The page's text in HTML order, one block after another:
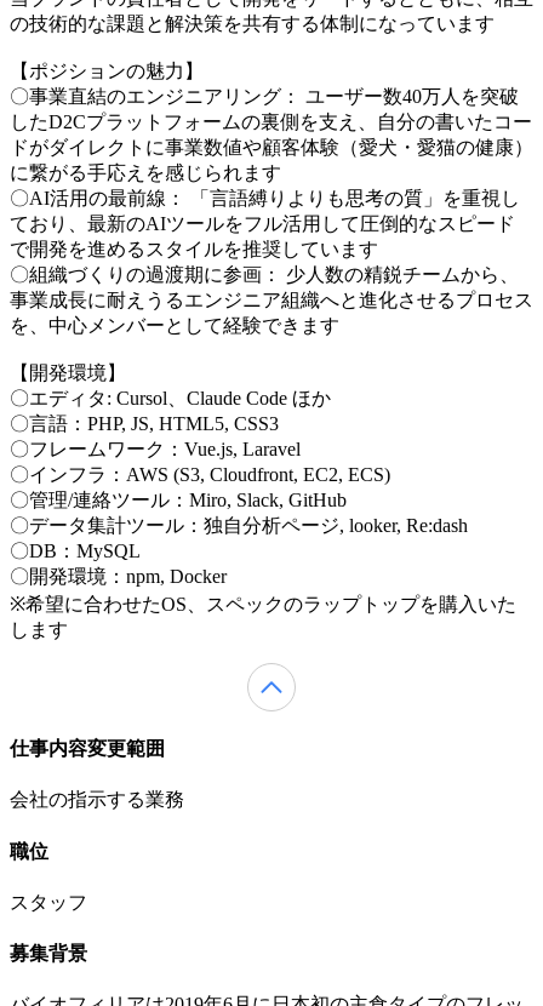
の技術的な課題と解決策を共有する体制になっています
【ポジションの魅力】
〇事業直結のエンジニアリング： ユーザー数40万人を突破
したD2Cプラットフォームの裏側を支え、自分の書いたコー
ドがダイレクトに事業数値や顧客体験（愛犬・愛猫の健康）
に繋がる手応えを感じられます
〇AI活用の最前線： 「言語縛りよりも思考の質」を重視し
ており、最新のAIツールをフル活用して圧倒的なスピード
で開発を進めるスタイルを推奨しています
〇組織づくりの過渡期に参画： 少人数の精鋭チームから、
事業成長に耐えうるエンジニア組織へと進化させるプロセス
を、中心メンバーとして経験できます
【開発環境】
〇エディタ: Cursol、Claude Code ほか
〇言語：PHP, JS, HTML5, CSS3
〇フレームワーク：Vue.js, Laravel
〇インフラ：AWS (S3, Cloudfront, EC2, ECS)
〇管理/連絡ツール：Miro, Slack, GitHub
〇データ集計ツール：独自分析ページ, looker, Re:dash
〇DB：MySQL
〇開発環境：npm, Docker
※希望に合わせたOS、スペックのラップトップを購入いた
します
仕事内容変更範囲
会社の指示する業務
職位
スタッフ
募集背景